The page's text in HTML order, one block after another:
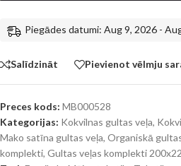
Piegādes datumi: Aug 9, 2026 -
Salīdzināt Pievienot vēlmju
Preces kods: MB000528
Kategorijas: Kokvilnas gultas veļa,
Mako satīna gultas veļa, Organiskā
komplekti, Gultas veļas komplekti